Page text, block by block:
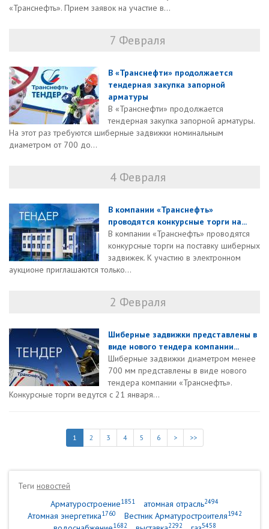
«Транснефть». Прием заявок на участие в...
7 Февраля
В «Транснефти» продолжается
тендерная закупка запорной
арматуры
В «Транснефти» продолжается
тендерная закупка запорной арматуры.
На этот раз требуются шиберные задвижки номинальным
диаметром от 700 до...
4 Февраля
В компании «Транснефть»
проводятся конкурсные торги на...
В компании «Транснефть» проводятся
конкурсные торги на поставку шиберных
задвижек. К участию в электронном
аукционе приглашаются только...
2 Февраля
Шиберные задвижки представлены в
виде нового тендера компании...
Шиберные задвижки диаметром менее
700 мм представлены в виде нового
тендера компании «Транснефть».
Конкурсные торги ведутся с 21 января...
1 2 3 4 5 6 > >>
Теги новостей
Арматуростроение1851 атомная отрасль2494
Атомная энергетика1760 Вестник Арматуростроителя1942
1682 2292 5458